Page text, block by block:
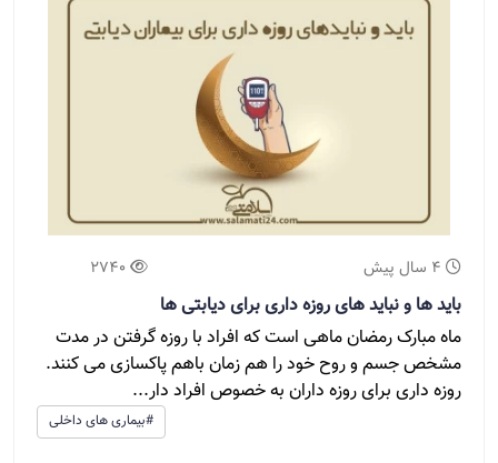
4 سال پیش 2740
باید ها و نباید های روزه داری برای دیابتی ها
ماه مبارک رمضان ماهی است که افراد با روزه گرفتن در مدت
مشخص جسم و روح خود را هم زمان باهم پاکسازی می کنند.
روزه داری برای روزه داران به خصوص افراد دار...
#بیماری های داخلی